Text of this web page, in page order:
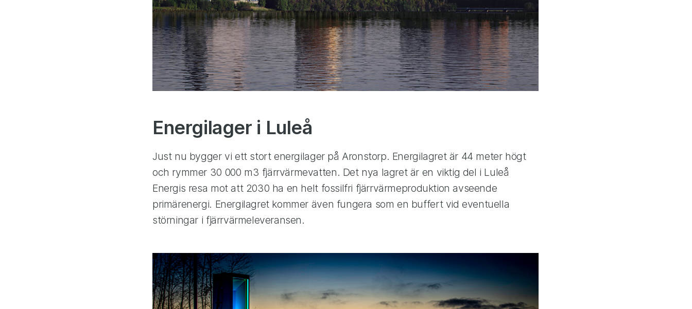
Energilager i Luleå
Just nu bygger vi ett stort energilager på Aronstorp. Energilagret är 44 meter högt
och rymmer 30 000 m3 fjärrvärmevatten. Det nya lagret är en viktig del i Luleå
Energis resa mot att 2030 ha en helt fossilfri fjärrvärmeproduktion avseende
primärenergi. Energilagret kommer även fungera som en buffert vid eventuella
störningar i fjärrvärmeleveransen.